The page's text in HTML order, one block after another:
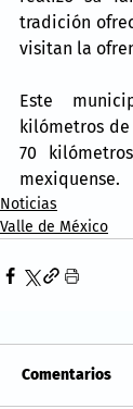
tradición
visitan la
Este
kilómetros
70
mexiquense.
Noticias
Valle de México
Comentarios